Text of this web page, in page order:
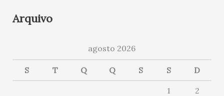
Arquivo
agosto 2026
S T Q Q S S D
1
2